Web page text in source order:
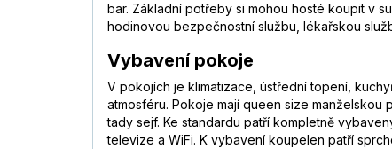
bar. Základní potřeby si mohou hosté koupit v
hodinovou bezpečnostní službu, lékařskou
Vybavení pokoje
V pokojích je klimatizace, ústřední topení,
atmosféru. Pokoje mají queen size
tady sejf. Ke standardu patří kompletně
televize a WiFi. K vybavení koupelen patří